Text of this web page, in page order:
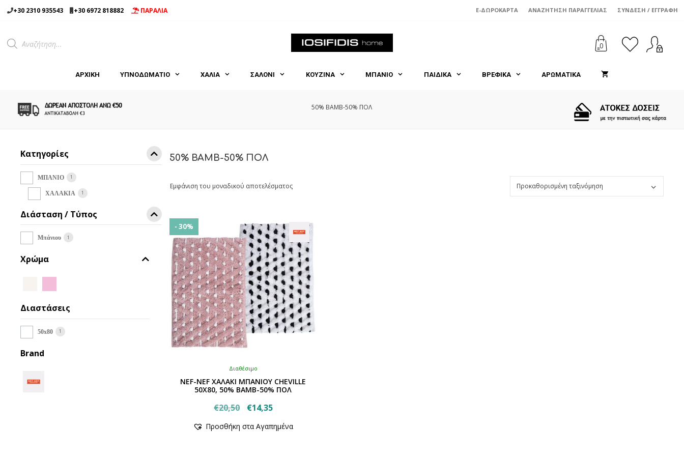
Μετάβαση
σε
+30 2310 935543 +30 6972 818882 ΠΑΡΑΛΙΑ E-ΔΩΡΟΚΆΡΤΑ ΑΝΑΖΉΤΗΣΗ ΠΑΡΑΓΓΕΛΊΑΣ ΣΎΝΔΕΣΗ / ΕΓΓΡΑΦΉ
Products
search 0
ΑΡΧΙΚΉ ΥΠΝΟΔΩΜΑΤΙΟ ΧΑΛΙΑ ΣΑΛΟΝΙ ΚΟΥΖΙΝΑ ΜΠΑΝΙΟ ΠΑΙΔΙΚΑ ΒΡΕΦΙΚΑ ΑΡΩΜΑΤΙΚΑ
50% ΒΑΜΒ-50% ΠΟΛ
50% ΒΑΜΒ-50% ΠΟΛ
Εμφάνιση του μοναδικού αποτελέσματος
- 30%
Διαθέσιμο
NEF-NEF ΧΑΛΑΚΙ ΜΠΑΝΙΟΥ CHEVILLE
50Χ80, 50% ΒΑΜΒ-50% ΠΟΛ
€20,50
Original
was:
€14,35Η
τιμή
το
Προσθήκη στα Αγαπημένα
Κατηγορίες
ΜΠΑΝΙΟ 1
ΧΑΛΑΚΙΑ 1
Διάσταση / Τύπος
Μπάνιου 1
Χρώμα
Διαστάσεις
50x80 1
Brand